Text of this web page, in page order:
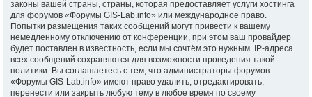
законы вашей страны, страны, которая предоставляет услуги хостинга
для форумов «Форумы GIS-Lab.info» или международное право.
Попытки размещения таких сообщений могут привести к вашему
немедленному отключению от конференции, при этом ваш провайдер
будет поставлен в известность, если мы сочтём это нужным. IP-адреса
всех сообщений сохраняются для возможности проведения такой
политики. Вы соглашаетесь с тем, что администраторы форумов
«Форумы GIS-Lab.info» имеют право удалить, отредактировать,
перенести или закрыть любую тему в любое время по своему